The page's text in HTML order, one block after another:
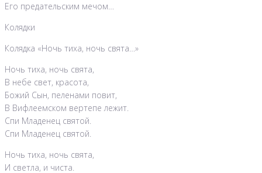
Его предательским мечом…
Колядки
Колядка «Ночь тиха, ночь свята…»
Ночь тиха, ночь свята,
В небе свет, красота,
Божий Сын, пеленами повит,
В Вифлеемском вертепе лежит.
Спи Младенец святой.
Спи Младенец святой.
Ночь тиха, ночь свята,
И светла, и чиста.